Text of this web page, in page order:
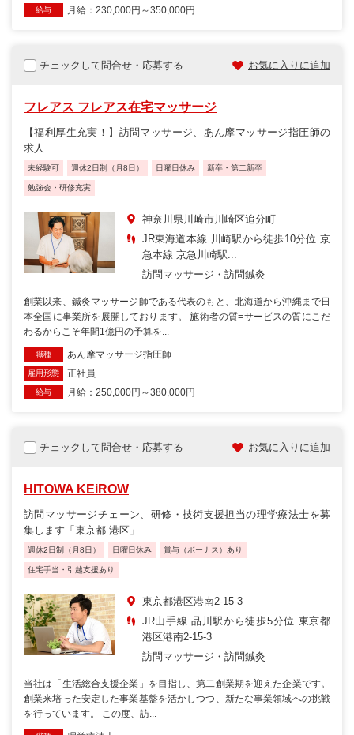
給与 月給：230,000円～350,000円
チェックして問合せ・応募する お気に入りに追加
フレアス フレアス在宅マッサージ
【福利厚生充実！】訪問マッサージ、あん摩マッサージ指圧師の
求人
未経験可 週休2日制（月8日） 日曜日休み 新卒・第二新卒
勉強会・研修充実
神奈川県川崎市川崎区追分町
JR東海道本線 川崎駅から徒歩10分位 京
急本線 京急川崎駅...
訪問マッサージ・訪問鍼灸
創業以来、鍼灸マッサージ師である代表のもと、北海道から沖縄まで日
本全国に事業所を展開しております。 施術者の質=サービスの質にこだ
わるからこそ年間1億円の予算を...
職種 あん摩マッサージ指圧師
雇用形態 正社員
給与 月給：250,000円～380,000円
チェックして問合せ・応募する お気に入りに追加
HITOWA KEiROW
訪問マッサージチェーン、研修・技術支援担当の理学療法士を募
集します「東京都 港区」
週休2日制（月8日） 日曜日休み 賞与（ボーナス）あり
住宅手当・引越支援あり
東京都港区港南2-15-3
JR山手線 品川駅から徒歩5分位 東京都
港区港南2-15-3
訪問マッサージ・訪問鍼灸
当社は「生活総合支援企業」を目指し、第二創業期を迎えた企業です。
創業来培った安定した事業基盤を活かしつつ、新たな事業領域への挑戦
を行っています。 この度、訪...